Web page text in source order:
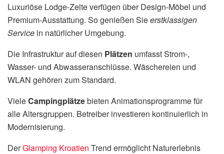
Luxuriöse Lodge-Zelte verfügen über Design-Möbel und
Premium-Ausstattung. So genießen Sieerstklassigen
Service in natürlicher Umgebung.
Die Infrastruktur auf diesen Plätzen umfasst Strom-,
Wasser- und Abwasseranschlüsse. Wäschereien und
WLAN gehören zum Standard.
VieleCampingplätzebieten Animationsprogramme für
alle Altersgruppen. Betreiber investieren kontinuierlich in
Modernisierung.
DerGlamping Kroatien Trend ermöglicht Naturerlebnis